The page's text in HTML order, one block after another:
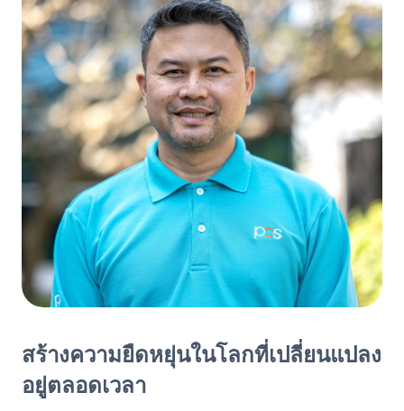
สร้างความยืดหยุ่นในโลกที่เปลี่ยนแปลง
อยู่ตลอดเวลา